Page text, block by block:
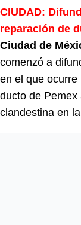
CIUDAD:
reparación de
Ciudad de
comenzó a
en el que ocurre
ducto de
clandestina en